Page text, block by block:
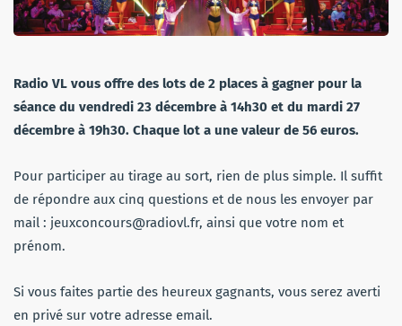
Radio VL vous offre des lots de 2 places à gagner pour la
séance du vendredi 23 décembre à 14h30 et du mardi 27
décembre à 19h30. Chaque lot a une valeur de 56 euros.
Pour participer au tirage au sort, rien de plus simple. Il suffit
de répondre aux cinq questions et de nous les envoyer par
mail : jeuxconcours@radiovl.fr, ainsi que votre nom et
prénom.
Si vous faites partie des heureux gagnants, vous serez averti
en privé sur votre adresse email.